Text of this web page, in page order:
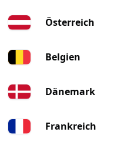
Österreich
Belgien
Dänemark
Frankreich